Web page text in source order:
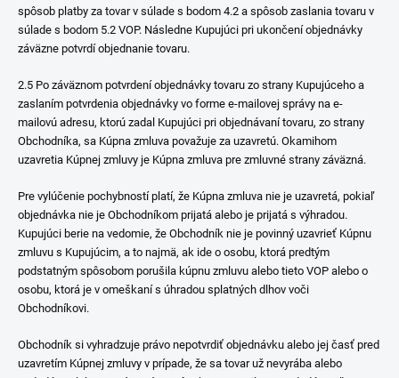
spôsob platby za tovar v súlade s bodom 4.2 a spôsob zaslania tovaru v
súlade s bodom 5.2 VOP. Následne Kupujúci pri ukončení objednávky
záväzne potvrdí objednanie tovaru.
2.5 Po záväznom potvrdení objednávky tovaru zo strany Kupujúceho a
zaslaním potvrdenia objednávky vo forme e-mailovej správy na e-
mailovú adresu, ktorú zadal Kupujúci pri objednávaní tovaru, zo strany
Obchodníka, sa Kúpna zmluva považuje za uzavretú. Okamihom
uzavretia Kúpnej zmluvy je Kúpna zmluva pre zmluvné strany záväzná.
Pre vylúčenie pochybností platí, že Kúpna zmluva nie je uzavretá, pokiaľ
objednávka nie je Obchodníkom prijatá alebo je prijatá s výhradou.
Kupujúci berie na vedomie, že Obchodník nie je povinný uzavrieť Kúpnu
zmluvu s Kupujúcim, a to najmä, ak ide o osobu, ktorá predtým
podstatným spôsobom porušila kúpnu zmluvu alebo tieto VOP alebo o
osobu, ktorá je v omeškaní s úhradou splatných dlhov voči
Obchodníkovi.
Obchodník si vyhradzuje právo nepotvrdiť objednávku alebo jej časť pred
uzavretím Kúpnej zmluvy v prípade, že sa tovar už nevyrába alebo